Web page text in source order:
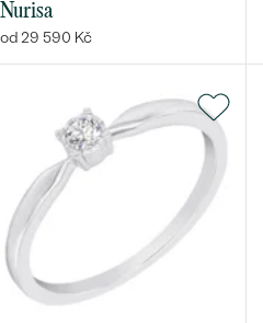
Nurisa
od 29 590 Kč